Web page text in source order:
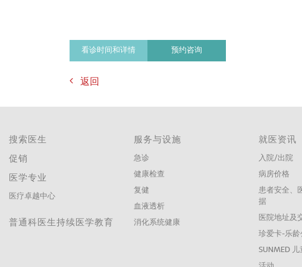
看诊时间和详情 预约咨询
返回
搜索医生
促销
医学专业
医疗卓越中心
普通科医生持续医学教育
服务与设施
急诊
健康检查
复健
血液透析
消化系统健康
就医资讯
入院/出院
病房价格
患者安全、
据
医院地址及
珍爱卡-乐
SUNMED